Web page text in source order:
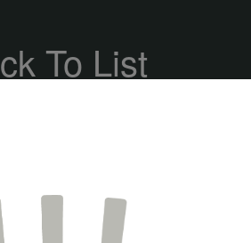
To List